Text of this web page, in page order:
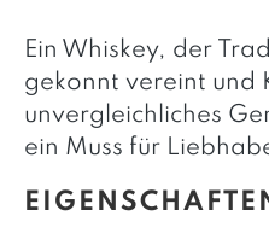
Ein Whiskey, der
gekonnt vereint und
unvergleichliches
ein Muss für